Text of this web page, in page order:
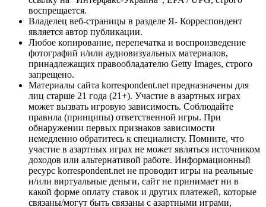
воспрещается.
Владелец веб-страницы в разделе Я- Корреспондент
является автор публикации.
Любое копирование, перепечатка и воспроизведение
фотографий и/или аудиовизуальных материалов,
принадлежащих правообладателю Getty Images, строго
запрещено.
Материалы сайта korrespondent.net предназначены для
лиц старше 21 года (21+). Участие в азартных играх
может вызвать игровую зависимость. Соблюдайте
правила (принципы) ответственной игры. При
обнаружении первых признаков зависимости
немедленно обратитесь к специалисту. Помните, что
участие в азартных играх не может являться источником
доходов или альтернативой работе. Информационный
ресурс korrespondent.net не проводит игры на реальные
и/или виртуальные деньги, сайт не принимает ни в
какой форме оплату ставок и других платежей, которые
связаны/могут быть связаны с азартными играми,